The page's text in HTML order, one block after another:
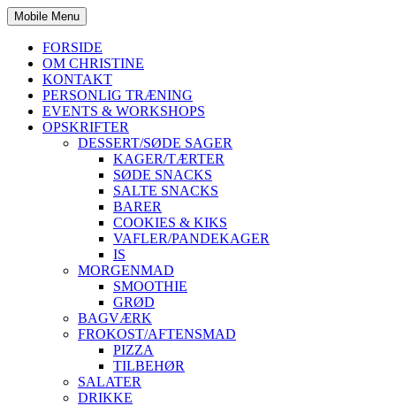
Mobile Menu
FORSIDE
OM CHRISTINE
KONTAKT
PERSONLIG TRÆNING
EVENTS & WORKSHOPS
OPSKRIFTER
DESSERT/SØDE SAGER
KAGER/TÆRTER
SØDE SNACKS
SALTE SNACKS
BARER
COOKIES & KIKS
VAFLER/PANDEKAGER
IS
MORGENMAD
SMOOTHIE
GRØD
BAGVÆRK
FROKOST/AFTENSMAD
PIZZA
TILBEHØR
SALATER
DRIKKE